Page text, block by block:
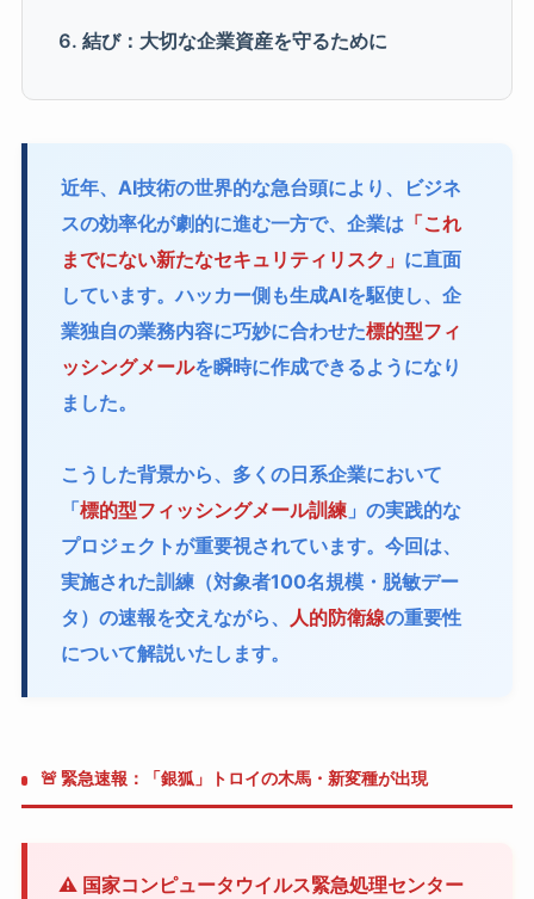
結び：大切な企業資産を守るために
近年、AI技術の世界的な急台頭により、ビジネ
スの効率化が劇的に進む一方で、企業は「これ
までにない新たなセキュリティリスク」 に直面
しています。ハッカー側も生成AIを駆使し、企
業独自の業務内容に巧妙に合わせた標的型フィ
ッシングメールを瞬時に作成できるようになり
ました。
こうした背景から、多くの日系企業において
「標的型フィッシングメール訓練」の実践的な
プロジェクトが重要視されています。今回は、
実施された訓練（対象者100名規模・脱敏デー
タ）の速報を交えながら、
人的防衛線の重要性
について解説いたします。
🚨 緊急速報：「銀狐」トロイの木馬・新変種が出現
⚠️ 国家コンピュータウイルス緊急処理センター